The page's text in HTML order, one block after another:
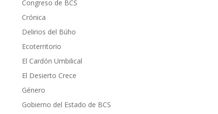
Congreso de BCS
Crónica
Delirios del Búho
Ecoterritorio
El Cardón Umbilical
El Desierto Crece
Género
Gobierno del Estado de BCS